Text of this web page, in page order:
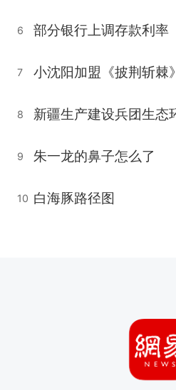
6 部分银行上调存款利率
7 小沈阳加盟《披荆斩棘》
8
9 朱一龙的鼻子怎么了
10 白海豚路径图